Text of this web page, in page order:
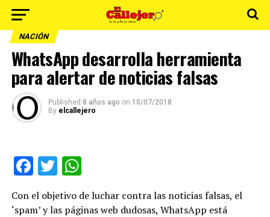
NACIÓN
WhatsApp desarrolla herramienta
para alertar de noticias falsas
Published 8 años ago on 10/07/2018
By elcallejero
Facebook
TwitterWhatsApp
Con el objetivo de luchar contra las noticias falsas, el
‘spam’ y las páginas web dudosas, WhatsApp está